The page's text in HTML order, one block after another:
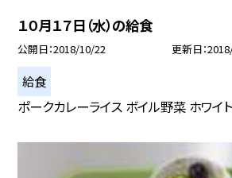
１０月１７日（水）の給食
公開日 2018/10/22 更新日
給食
ポークカレーライス ボイル野菜 ホワイ